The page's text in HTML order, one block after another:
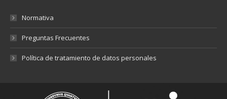
Normativa
Preguntas Frecuentes
Política de tratamiento de datos personales